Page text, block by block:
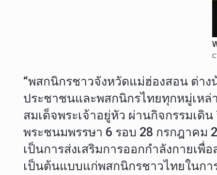
“พสกนิกรชาวจังหวัดแม่ฮ่องสอน ต่า
ประชาชนและพสกนิกรไทยทุกหมู่เห
สมเด็จพระเจ้าอยู่หัว ผ่านกิจกรรมเดิ
พระชนมพรรษา 6 รอบ 28 กรกฎาคม
เป็นการส่งเสริมการออกกำลังกายเ
เป็นต้นแบบแก่พสกนิกรชาวไทยในก